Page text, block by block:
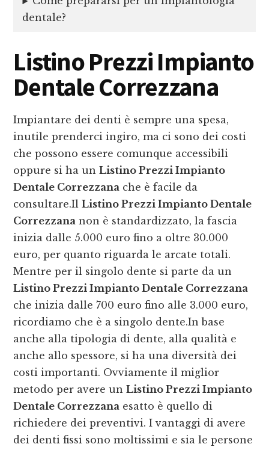
dentale?
Listino Prezzi Impianto
Dentale Correzzana
Impiantare dei denti è sempre una spesa,
inutile prenderci ingiro, ma ci sono dei costi
che possono essere comunque accessibili
oppure si ha unListino Prezzi Impianto
Dentale Correzzana che è facile da
consultare.IlListino Prezzi Impianto Dentale
Correzzana non è standardizzato, la fascia
inizia dalle 5.000 euro fino a oltre 30.000
euro, per quanto riguarda le arcate totali.
Mentre per il singolo dente si parte da un
Listino Prezzi Impianto Dentale Correzzana
che inizia dalle 700 euro fino alle 3.000 euro,
ricordiamo che è a singolo dente.In base
anche alla tipologia di dente, alla qualità e
anche allo spessore, si ha una diversità dei
costi importanti. Ovviamente il miglior
metodo per avere unListino Prezzi Impianto
Dentale Correzzana esatto è quello di
richiedere dei preventivi. I vantaggi di avere
dei denti fissi sono moltissimi e sia le persone